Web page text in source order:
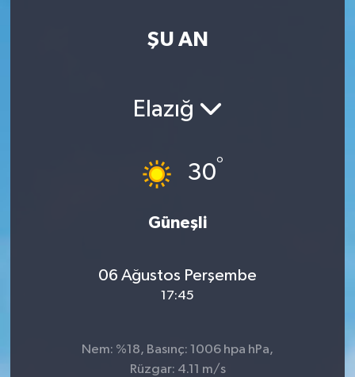
ŞU AN
Elazığ
30°
Güneşli
06 Ağustos Perşembe
17:45
Nem: %18, Basınç: 1006 hpa hPa,
Rüzgar: 4.11 m/s